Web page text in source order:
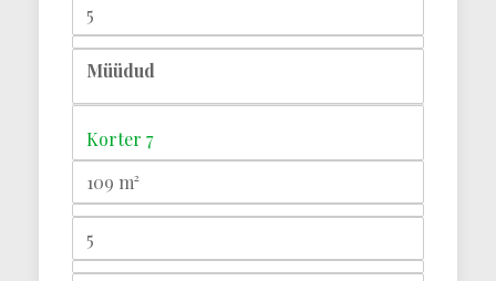
5
Müüdud
Korter 7
109 m²
5